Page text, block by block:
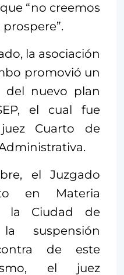
“no creemos
la asociación
promovió un
del nuevo plan
el cual fue
Cuarto de
el Juzgado
en Materia
la Ciudad de
suspensión
de este
el juez